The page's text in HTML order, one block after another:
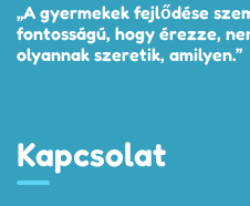
„A gyermekek fejlődése
fontosságú, hogy érezze,
olyannak szeretik, amilyen.”
Kapcsolat